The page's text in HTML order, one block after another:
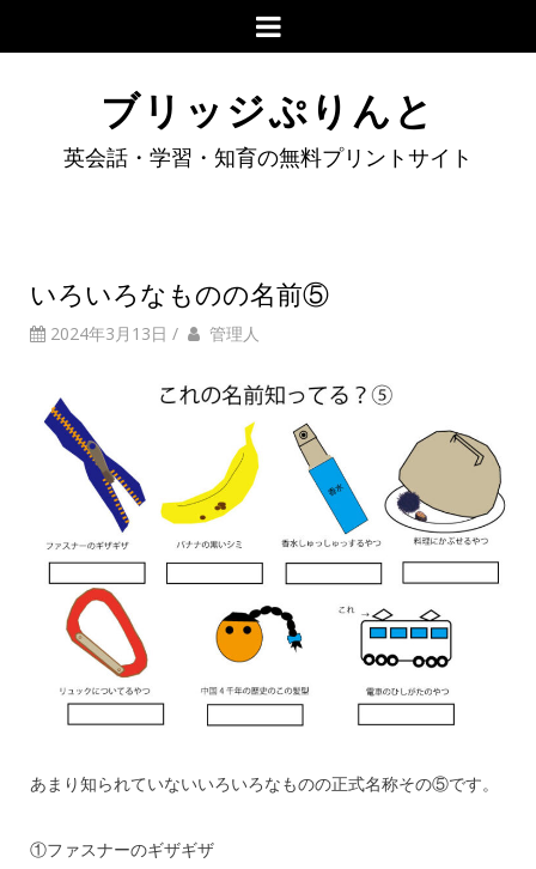
ブリッジぷりんと
英会話・学習・知育の無料プリントサイト
いろいろなものの名前⑤
2024年3月13日 / 管理人
あまり知られていないいろいろなものの正式名称その⑤です。
①ファスナーのギザギザ